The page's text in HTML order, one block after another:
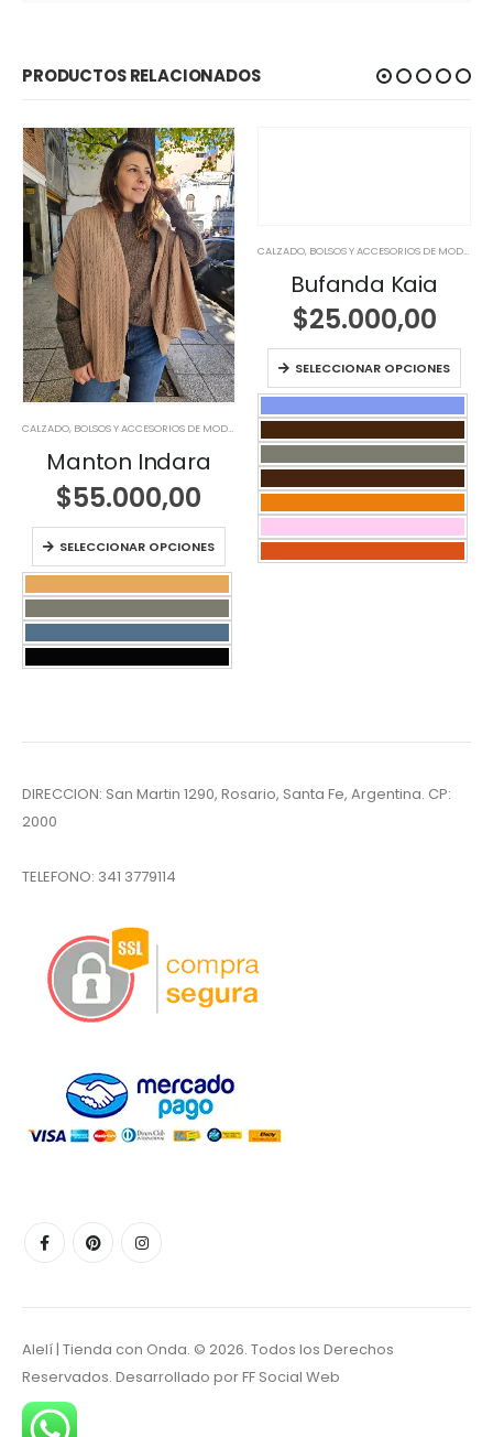
PRODUCTOS RELACIONADOS
CALZADO, BOLSOS Y ACCESORIOS DE MODA
Manton Indara
$55.000,00
SELECCIONAR OPCIONES
Bufanda Kaia
$25.000,00
SELECCIONAR OPCIONES
DIRECCION: San Martin 1290, Rosario, Santa Fe, Argentina. CP:
2000
TELEFONO: 341 3779114
Alelí | Tienda con Onda. © 2026. Todos los Derechos
Reservados. Desarrollado porFF Social Web